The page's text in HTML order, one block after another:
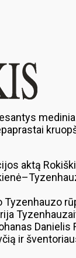
aktą
ir